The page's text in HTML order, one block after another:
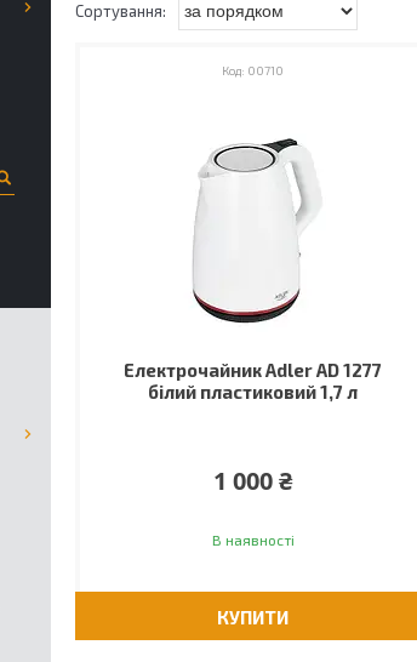
00710
Електрочайник Adler AD 1277
білий пластиковий 1,7 л
1 000 ₴
В наявності
КУПИТИ